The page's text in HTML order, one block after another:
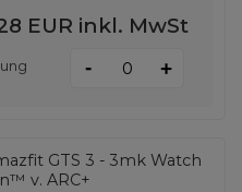
EUR inkl. MwSt
- +
GTS 3 - 3mk Watch
v. ARC+